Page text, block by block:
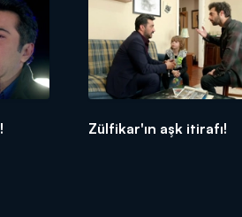
Zülfikar'ın aşk itirafı!